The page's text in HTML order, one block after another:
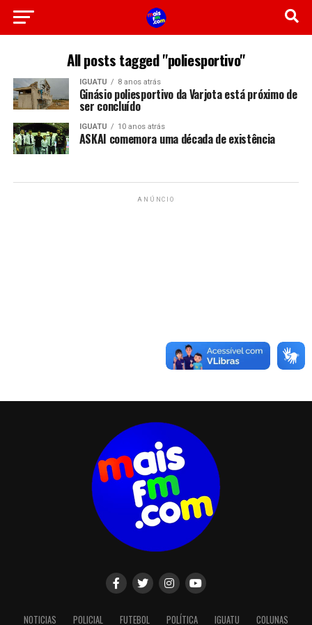
All posts tagged "poliesportivo"
IGUATU 8 anos atrás
Ginásio poliesportivo da Varjota está próximo de
ser concluído
IGUATU 10 anos atrás
ASKAI comemora uma década de existência
ANÚNCIO
NOTICIAS POLICIAL FUTEBOL POLÍTICA IGUATU COLUNAS